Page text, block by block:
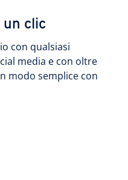
clic
con qualsiasi
media e con oltre
modo semplice con